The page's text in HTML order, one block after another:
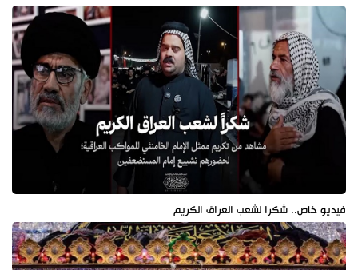
فيديو خاص.. شكرا لشعب العراق الكريم